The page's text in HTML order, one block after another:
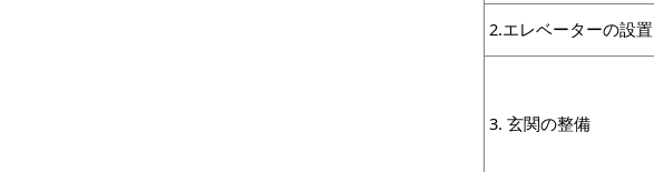
2.エレベーターの設置
3. 玄関の整備